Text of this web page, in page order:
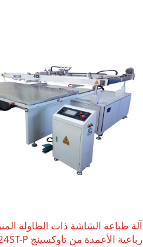
آلة طباعة الشاشة ذات الطاولة
رباعية الأعمدة من تاوكسينج TX-1224ST-P